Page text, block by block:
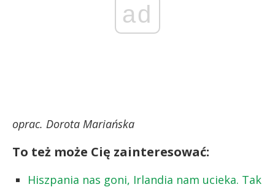
ad
oprac. Dorota Mariańska
To też może Cię zainteresować:
Hiszpania nas goni, Irlandia nam ucieka. Tak